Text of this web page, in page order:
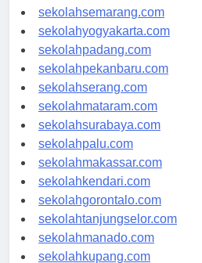
sekolahtanjungpinang.com
sekolahsemarang.com
sekolahyogyakarta.com
sekolahpadang.com
sekolahpekanbaru.com
sekolahserang.com
sekolahmataram.com
sekolahsurabaya.com
sekolahpalu.com
sekolahmakassar.com
sekolahkendari.com
sekolahgorontalo.com
sekolahtanjungselor.com
sekolahmanado.com